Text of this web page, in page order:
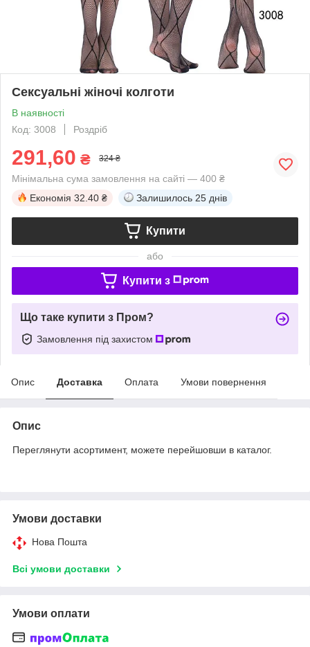
Сексуальні жіночі колготи
В наявності
Код: 3008
Роздріб
291,60 ₴ 324 ₴
Мінімальна сума замовлення на сайті — 400 ₴
Економія 32.40 ₴ Залишилось 25 днів
Купити
або
Купити з
Що таке купити з Пром?
Замовлення під захистом
Опис Доставка Оплата Умови повернення
Опис
Переглянути асортимент, можете перейшовши в каталог.
Умови доставки
Нова Пошта
Всі умови доставки
Умови оплати